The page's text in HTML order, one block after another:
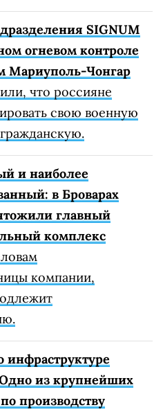
SIGNUM
огневом контроле
Мариуполь-Чонгар
что россияне
свою военную
и наиболее
в Броварах
главный
комплекс
компании,
из крупнейших
производству